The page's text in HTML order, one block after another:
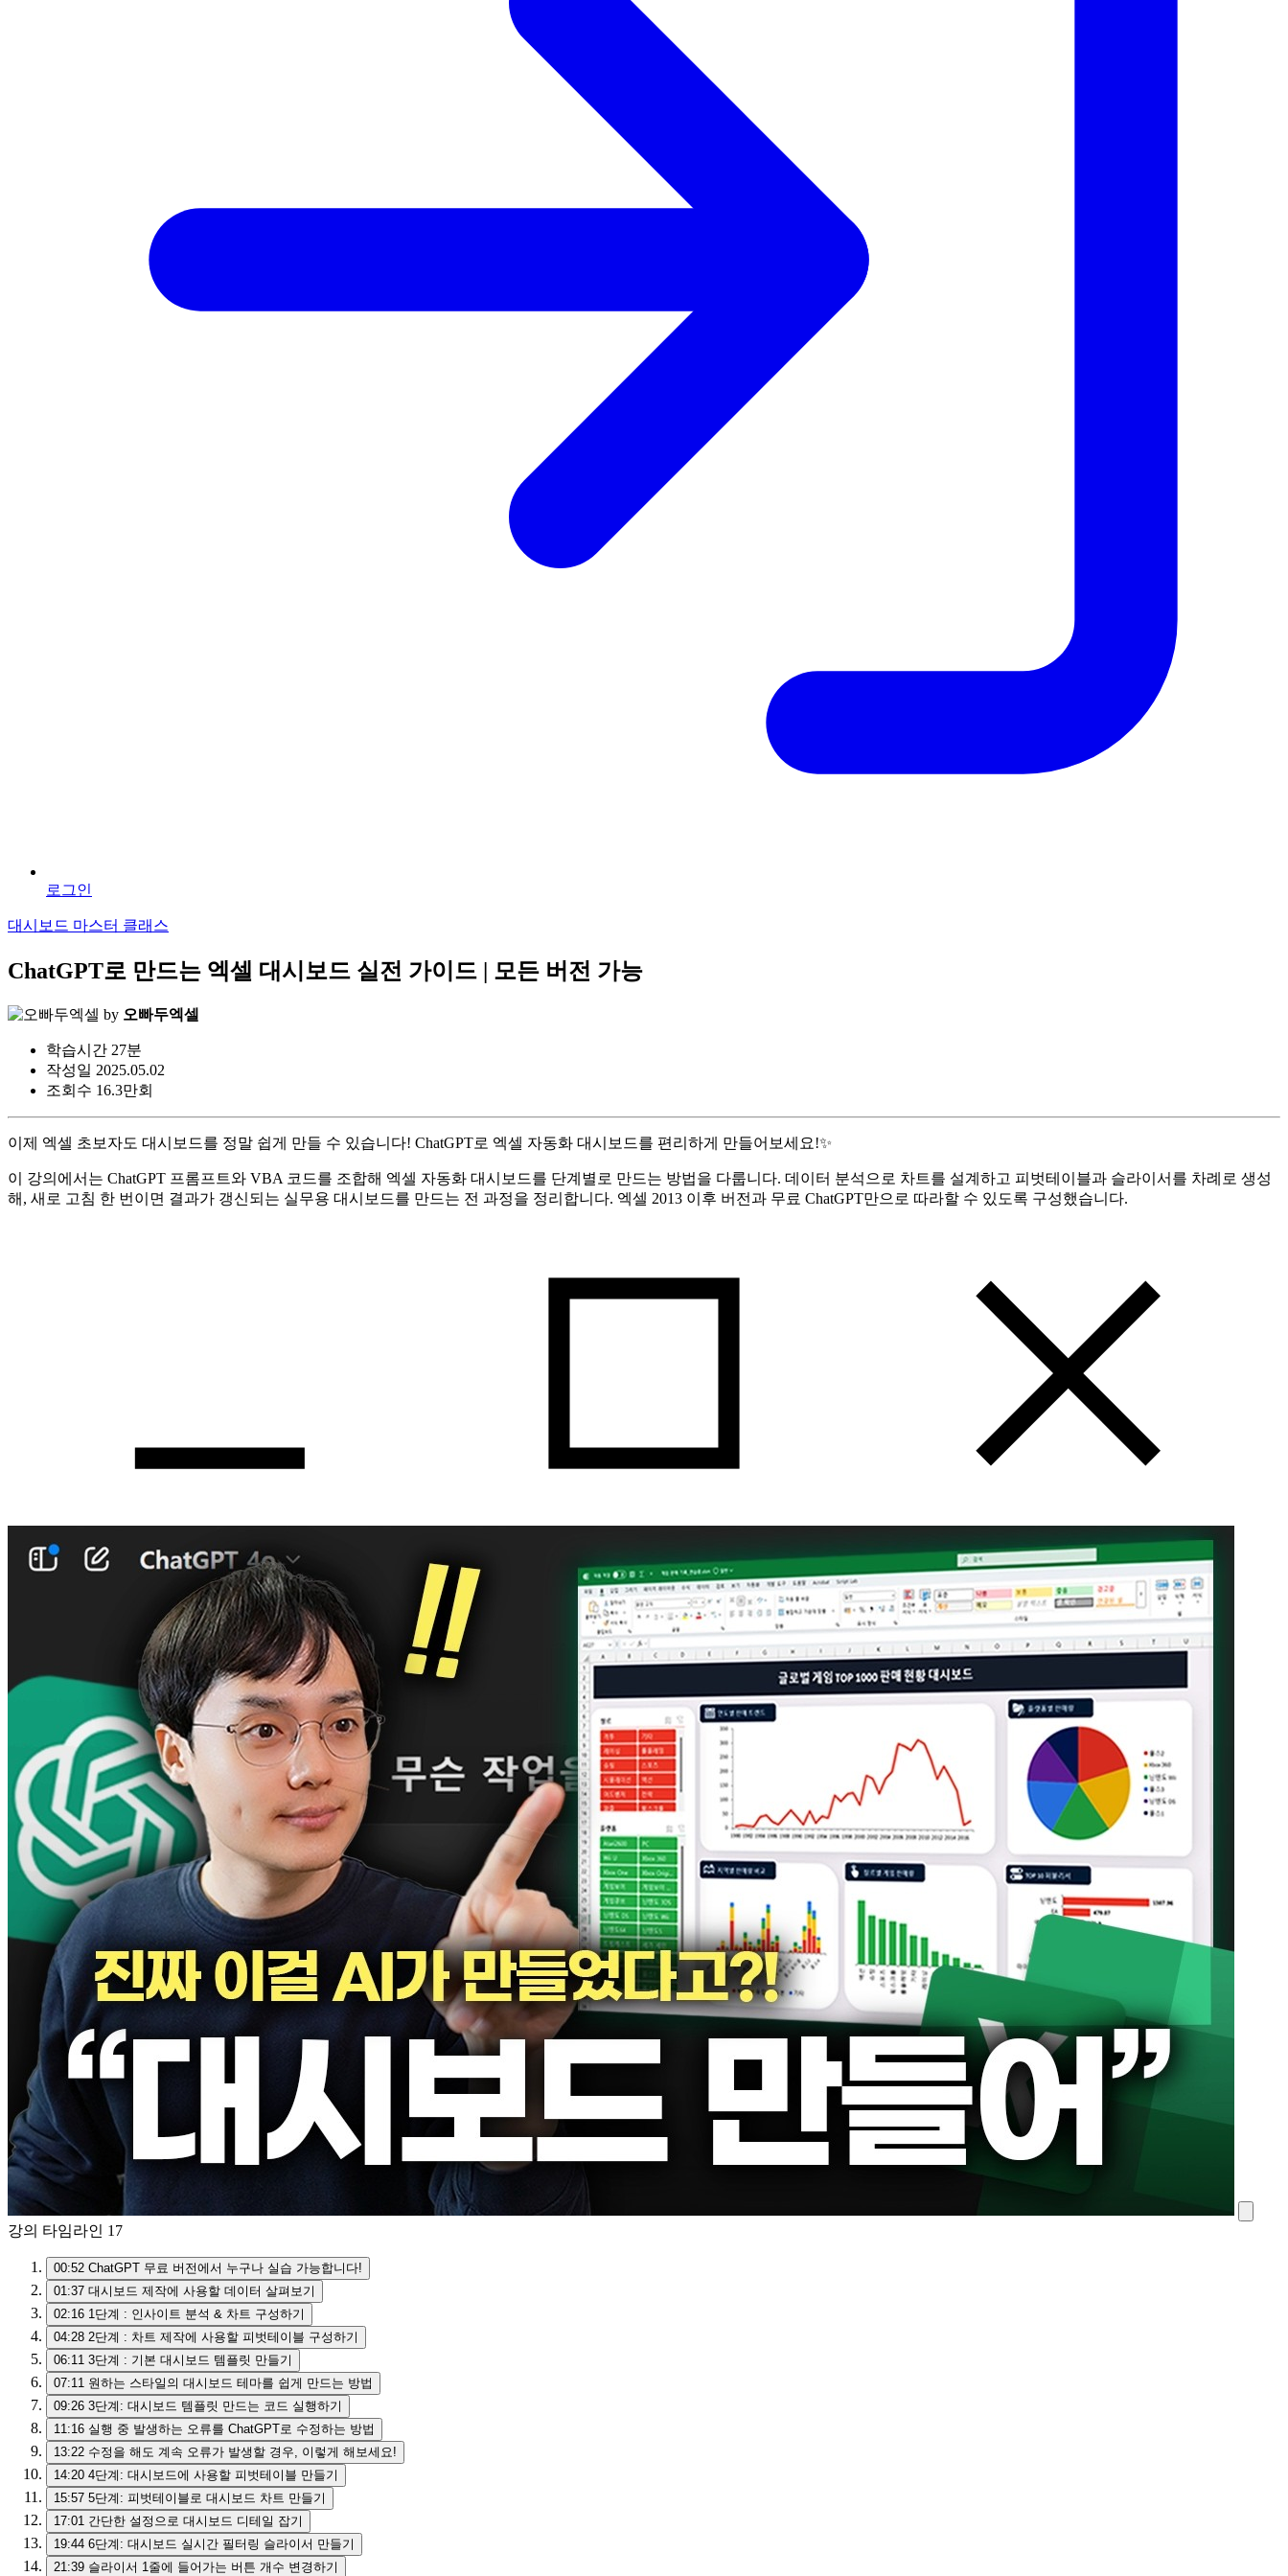
로그인
대시보드 마스터 클래스
ChatGPT로 만드는 엑셀 대시보드 실전 가이드 | 모든 버전 가능
by 오빠두엑셀
학습시간 27분
작성일 2025.05.02
조회수 16.3만회
이제 엑셀 초보자도 대시보드를 정말 쉽게 만들 수 있습니다! ChatGPT로 엑셀 자동화 대시보드를 편리하게 만들어보세요!✨
이 강의에서는 ChatGPT 프롬프트와 VBA 코드를 조합해 엑셀 자동화 대시보드를 단계별로 만드는 방법을 다룹니다. 데이터 분석으로 차트를 설계하고 피벗테이블과 슬라이서를 차례로 생성
해, 새로 고침 한 번이면 결과가 갱신되는 실무용 대시보드를 만드는 전 과정을 정리합니다. 엑셀 2013 이후 버전과 무료 ChatGPT만으로 따라할 수 있도록 구성했습니다.
강의 타임라인 17
00:52 ChatGPT 무료 버전에서 누구나 실습 가능합니다!
01:37 대시보드 제작에 사용할 데이터 살펴보기
02:16 1단계 : 인사이트 분석 & 차트 구성하기
04:28 2단계 : 차트 제작에 사용할 피벗테이블 구성하기
06:11 3단계 : 기본 대시보드 템플릿 만들기
07:11 원하는 스타일의 대시보드 테마를 쉽게 만드는 방법
09:26 3단계: 대시보드 템플릿 만드는 코드 실행하기
11:16 실행 중 발생하는 오류를 ChatGPT로 수정하는 방법
13:22 수정을 해도 계속 오류가 발생할 경우, 이렇게 해보세요!
14:20 4단계: 대시보드에 사용할 피벗테이블 만들기
15:57 5단계: 피벗테이블로 대시보드 차트 만들기
17:01 간단한 설정으로 대시보드 디테일 잡기
19:44 6단계: 대시보드 실시간 필터링 슬라이서 만들기
21:39 슬라이서 1줄에 들어가는 버튼 개수 변경하기